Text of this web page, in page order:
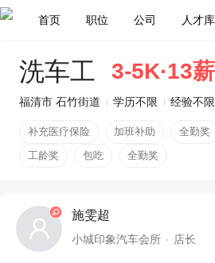
首页 职位 公司 人才库
洗车工 3-5K·13薪
福清市 石竹街道 学历不限 经验不限
补充医疗保险 加班补助 全勤奖
工龄奖
包吃 全勤奖
施雯超
小城印象汽车会所 店长